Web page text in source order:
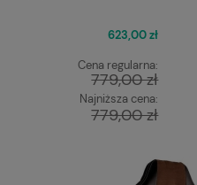
623,00 zł
Cena regularna:
779,00 zł
Najniższa cena:
779,00 zł